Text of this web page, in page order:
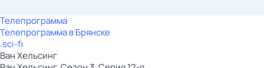
Телепрограмма
Телепрограмма в Брянске
.sci-fi
Ван Хельсинг